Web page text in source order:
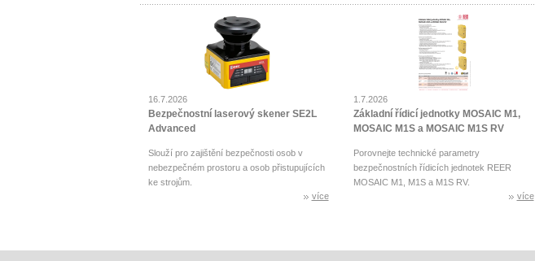
16.7.2026
Bezpečnostní laserový skener SE2L
Advanced
Slouží pro zajištění bezpečnosti osob v
nebezpečném prostoru a osob přistupujících
ke strojům.
více
1.7.2026
Základní řídicí jednotky MOSAIC M1,
MOSAIC M1S a MOSAIC M1S RV
Porovnejte technické parametry
bezpečnostních řídicích jednotek REER
MOSAIC M1, M1S a M1S RV.
více